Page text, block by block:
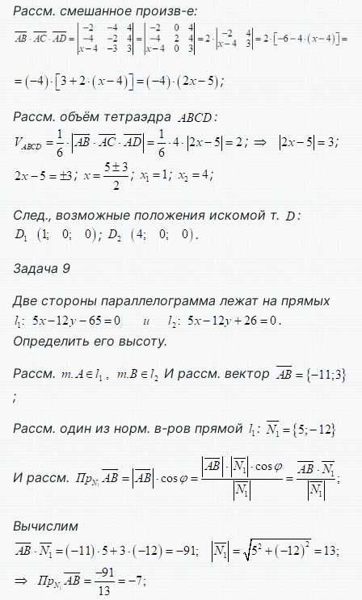
Рассм. смешанное произв-е:
;
Рассм. объём тетраэдра
:
;
;
; ; ; ;
След., возможные положения искомой т.
:
;
.
Задача 9
Две стороны параллелограмма лежат на прямых
.
Определить его высоту.
Рассм.
И рассм. вектор
;
Рассм. один из норм. в-ров прямой :
И рассм.
Вычислим